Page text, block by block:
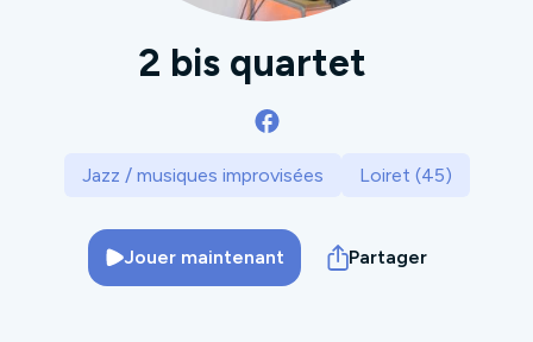
2 bis quartet
Jazz / musiques improvisées Loiret (45)
Jouer maintenant Partager